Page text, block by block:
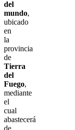
del
mundo,
ubicado
en
la
provincia
de
Tierra
del
Fuego,
mediante
el
cual
abastecerá